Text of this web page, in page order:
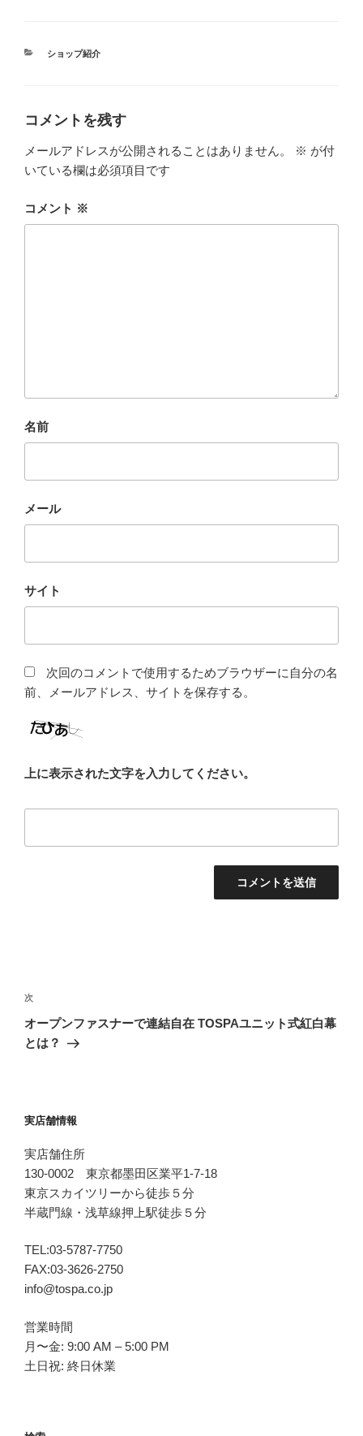
カ
ショップ紹介
コメントを残す
メールアドレスが公開されることはありません。 ※ が付
いている欄は必須項目です
コメント ※
名前
メール
サイト
次回のコメントで使用するためブラウザーに自分の名
前、メールアドレス、サイトを保存する。
上に表示された文字を入力してください。
稿
ナ
ビ
ョ
ン
次
の
投
次
オープンファスナーで連結自在 TOSPAユニット式紅白幕
とは？
実店舗情報
実店舗住所
130-0002 東京都墨田区業平1-7-18
東京スカイツリーから徒歩５分
半蔵門線・浅草線押上駅徒歩５分
TEL:03-5787-7750
FAX:03-3626-2750
info@tospa.co.jp
営業時間
月〜金: 9:00 AM – 5:00 PM
土日祝: 終日休業